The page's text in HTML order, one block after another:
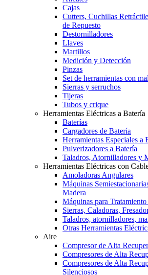
Cajas
Cutters, Cuchillas
de Repuesto
Destornilladores
Llaves
Martillos
Medición y Detección
Pinzas
Set de herramientas con
Sierras y serruchos
Tijeras
Tubos y crique
Herramientas Eléctricas a Batería
Baterías
Cargadores de Batería
Herramientas Especiales a
Pulverizadores a Batería
Taladros, Atornilladores y
Herramientas Eléctricas con
Amoladoras Angulares
Máquinas
Madera
Máquinas para
Sierras, Caladoras,
Taladros, atornilladores,
Otras Herramientas
Aire
Compresor de Alta
Compresores de Alta
Compresores de Alta
Silenciosos